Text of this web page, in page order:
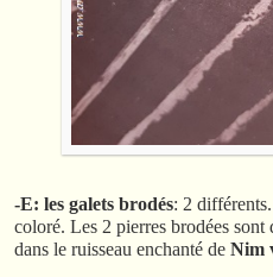
-E: les galets brodés: 2
coloré. Les 2 pierres brodées sont
dans le ruisseau enchanté de Nim